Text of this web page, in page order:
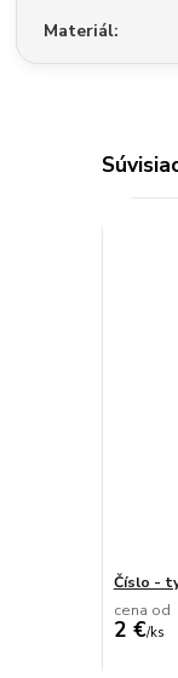
Materiál
Číslo -
cena od
2 €/ks